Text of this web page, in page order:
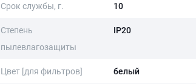
Срок службы, г. 10
Степень
пылевлагозащиты
IP20
Цвет [для фильтров] белый